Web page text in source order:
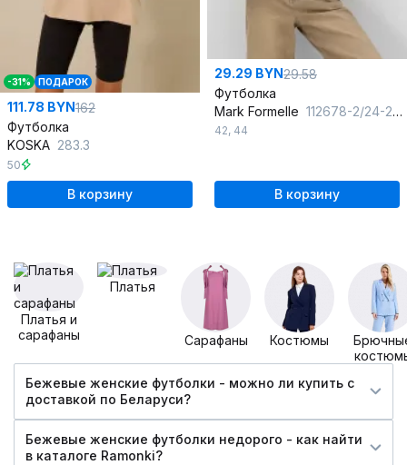
-31% ПОДАРОК
111.78 BYN162
Футболка
KOSKA 283.3
50
В корзину
29.29 BYN29.58
Футболка
Mark Formelle 112678-2/24-28184Ц-0 бежевый
42, 44
В корзину
Платья и
сарафаны
Платья
Сарафаны Костюмы
Бежевые женские футболки - можно ли купить c
доставкой по Беларуси?
Бежевые женские футболки недорого - как найти
в каталоге Ramonki?